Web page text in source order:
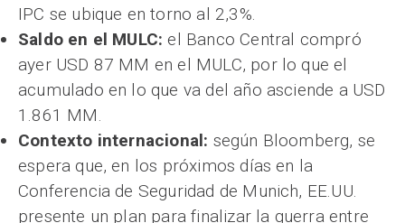
IPC se ubique en torno al 2,3%.
Saldo en el MULC: el Banco Central compró
ayer USD 87 MM en el MULC, por lo que el
acumulado en lo que va del año asciende a USD
1.861 MM.
Contexto internacional: según Bloomberg, se
espera que, en los próximos días en la
Conferencia de Seguridad de Munich, EE.UU.
presente un plan para finalizar la guerra entre